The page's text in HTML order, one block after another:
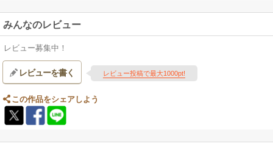
＜KAIKAブックス＞
あらゆる多様性が広がる現代社会において、企業活動に求められる考え方
とは何か？
「個の成長」「組織の活性化」「組織の社会性」３つを同時に実現する経
営モデル「KAIKA」に基づく活動・プロジェクト成果を、「KAIKAブック
ス」シリーズではご紹介します。
みんなのレビュー
レビュー募集中！
レビューを書く レビュー投稿で最大1000pt!
この作品をシェアしよう